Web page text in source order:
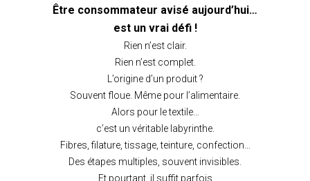
Être consommateur avisé aujourd’hui…
est un vrai défi !
Rien n’est clair.
Rien n’est complet.
L’origine d’un produit ?
Souvent floue. Même pour l’alimentaire.
Alors pour le textile…
c’est un véritable labyrinthe.
Fibres, filature, tissage, teinture, confection…
Des étapes multiples, souvent invisibles.
Et pourtant, il suffit parfois